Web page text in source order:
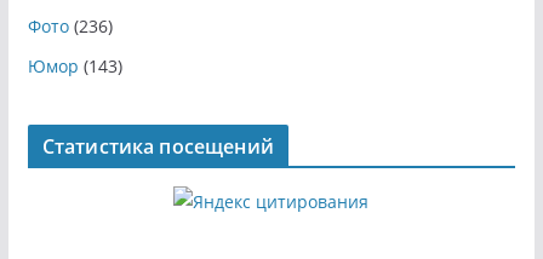
Фото(236)
Юмор (143)
Статистика посещений